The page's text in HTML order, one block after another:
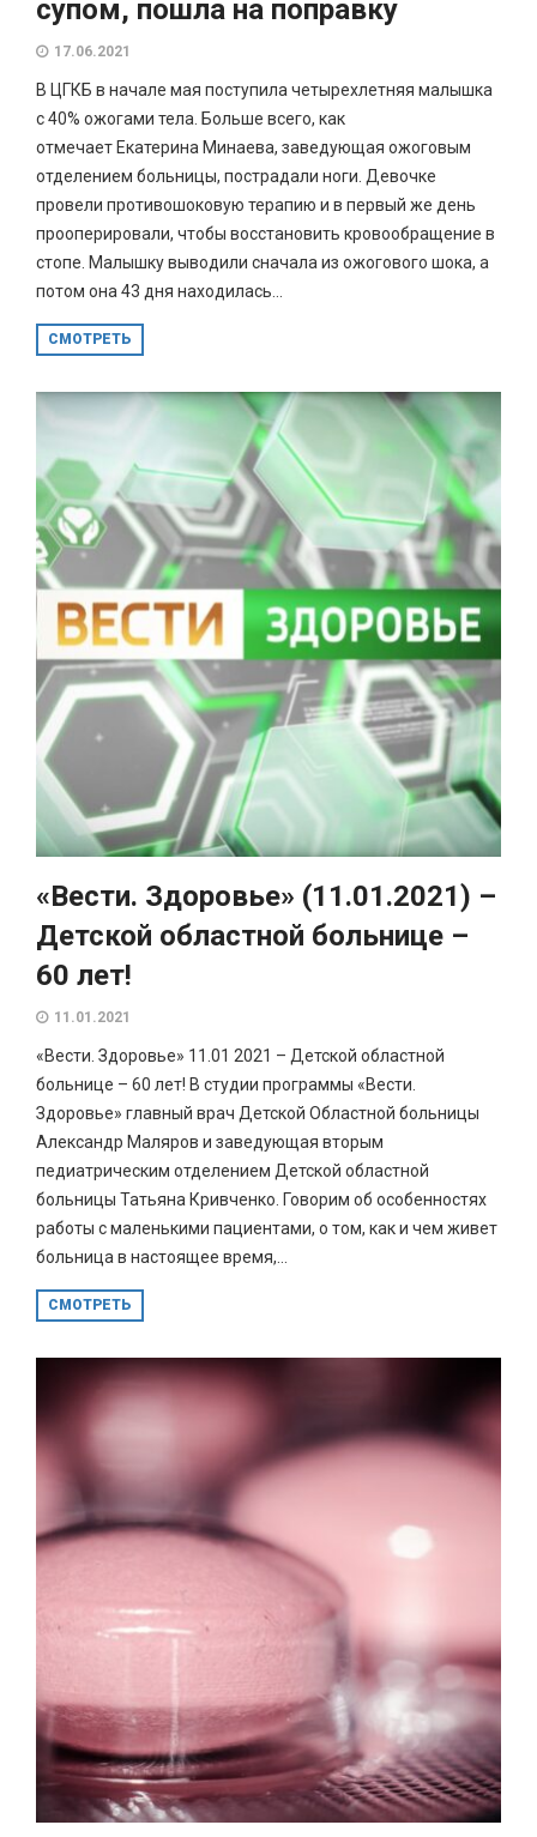
супом, пошла на поправку
17.06.2021
В ЦГКБ в начале мая поступила четырехлетняя малышка
с 40% ожогами тела. Больше всего, как
отмечает Екатерина Минаева, заведующая ожоговым
отделением больницы, пострадали ноги. Девочке
провели противошоковую терапию и в первый же день
прооперировали, чтобы восстановить кровообращение в
стопе. Малышку выводили сначала из ожогового шока, а
потом она 43 дня находилась...
СМОТРЕТЬ
«Вести. Здоровье» (11.01.2021) –
Детской областной больнице –
60 лет!
11.01.2021
«Вести. Здоровье» 11.01 2021 – Детской областной
больнице – 60 лет! В студии программы «Вести.
Здоровье» главный врач Детской Областной больницы
Александр Маляров и заведующая вторым
педиатрическим отделением Детской областной
больницы Татьяна Кривченко. Говорим об особенностях
работы с маленькими пациентами, о том, как и чем живет
больница в настоящее время,...
СМОТРЕТЬ